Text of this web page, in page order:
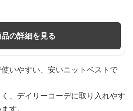
の詳細を見る
いやすい、安いニットベストで
、デイリーコーデに取り入れやす
す。